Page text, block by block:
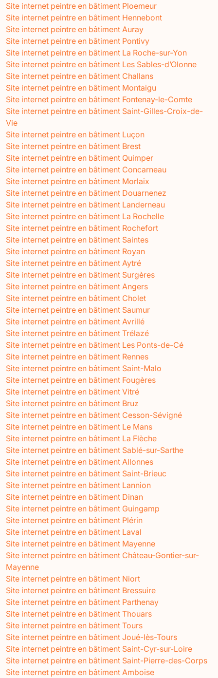
Site internet peintre en bâtiment Ploemeur
Site internet peintre en bâtiment Hennebont
Site internet peintre en bâtiment Auray
Site internet peintre en bâtiment Pontivy
Site internet peintre en bâtiment La Roche-sur-Yon
Site internet peintre en bâtiment Les Sables-d’Olonne
Site internet peintre en bâtiment Challans
Site internet peintre en bâtiment Montaigu
Site internet peintre en bâtiment Fontenay-le-Comte
Site internet peintre en bâtiment Saint-Gilles-Croix-de-
Vie
Site internet peintre en bâtiment Luçon
Site internet peintre en bâtiment Brest
Site internet peintre en bâtiment Quimper
Site internet peintre en bâtiment Concarneau
Site internet peintre en bâtiment Morlaix
Site internet peintre en bâtiment Douarnenez
Site internet peintre en bâtiment Landerneau
Site internet peintre en bâtiment La Rochelle
Site internet peintre en bâtiment Rochefort
Site internet peintre en bâtiment Saintes
Site internet peintre en bâtiment Royan
Site internet peintre en bâtiment Aytré
Site internet peintre en bâtiment Surgères
Site internet peintre en bâtiment Angers
Site internet peintre en bâtiment Cholet
Site internet peintre en bâtiment Saumur
Site internet peintre en bâtiment Avrillé
Site internet peintre en bâtiment Trélazé
Site internet peintre en bâtiment Les Ponts-de-Cé
Site internet peintre en bâtiment Rennes
Site internet peintre en bâtiment Saint-Malo
Site internet peintre en bâtiment Fougères
Site internet peintre en bâtiment Vitré
Site internet peintre en bâtiment Bruz
Site internet peintre en bâtiment Cesson-Sévigné
Site internet peintre en bâtiment Le Mans
Site internet peintre en bâtiment La Flèche
Site internet peintre en bâtiment Sablé-sur-Sarthe
Site internet peintre en bâtiment Allonnes
Site internet peintre en bâtiment Saint-Brieuc
Site internet peintre en bâtiment Lannion
Site internet peintre en bâtiment Dinan
Site internet peintre en bâtiment Guingamp
Site internet peintre en bâtiment Plérin
Site internet peintre en bâtiment Laval
Site internet peintre en bâtiment Mayenne
Site internet peintre en bâtiment Château-Gontier-sur-
Mayenne
Site internet peintre en bâtiment Niort
Site internet peintre en bâtiment Bressuire
Site internet peintre en bâtiment Parthenay
Site internet peintre en bâtiment Thouars
Site internet peintre en bâtiment Tours
Site internet peintre en bâtiment Joué-lès-Tours
Site internet peintre en bâtiment Saint-Cyr-sur-Loire
Site internet peintre en bâtiment Saint-Pierre-des-Corps
Site internet peintre en bâtiment Amboise